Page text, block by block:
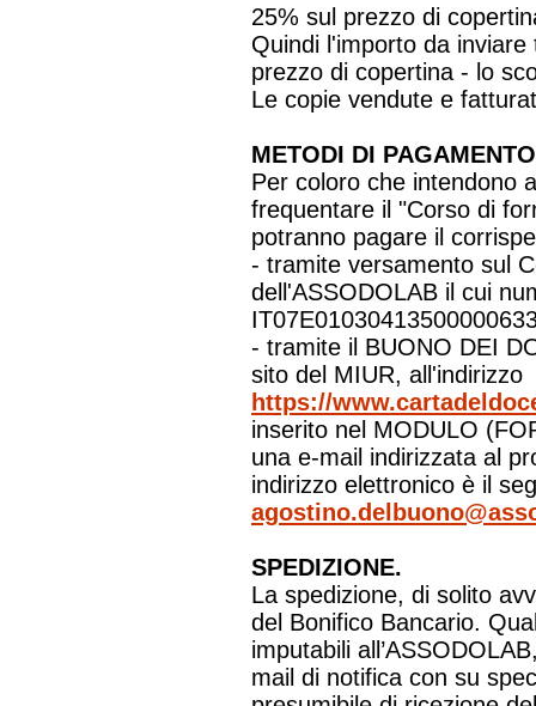
25% sul prezzo di
Quindi l'importo da
prezzo di copertina - lo
Le copie vendute e
METODI DI
Per coloro che intendono
frequentare il "Corso di
potranno pagare il
- tramite versamento sul
dell'ASSODOLAB il cui
- tramite il BUONO DEI
sito del MIUR, all'indirizzo
https://
inserito nel MODULO
una e-mail indirizzata al
indirizzo elettronico è il
SPEDIZIONE.
La spedizione, di solito
del Bonifico Bancario.
imputabili
mail di notifica con su